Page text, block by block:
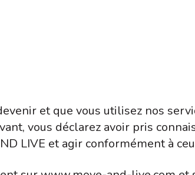
et que vous utilisez nos
vous déclarez avoir pris
LIVE et agir conformément à